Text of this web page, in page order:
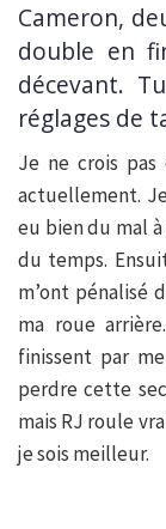
Cameron,
double en
décevant.
réglages de
Je ne crois
actuellement.
eu bien du mal
du temps.
m’ont pénalisé
ma roue
finissent par
perdre cette
mais RJ roule
je sois meilleur.